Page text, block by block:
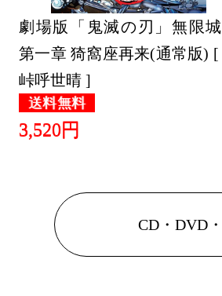
劇場版「鬼滅の刃」無限
第一章 猗窩座再来(通常版) [
峠呼世晴 ]
送料無料
3,520円
CD・DVD